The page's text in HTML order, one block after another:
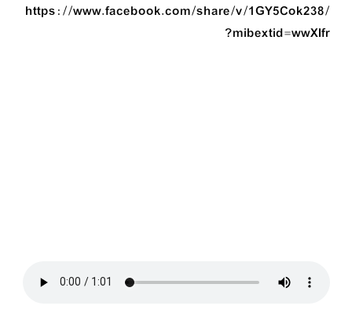
https://www.facebook.com/share/v/1GY5Cok238/
?mibextid=wwXIfr